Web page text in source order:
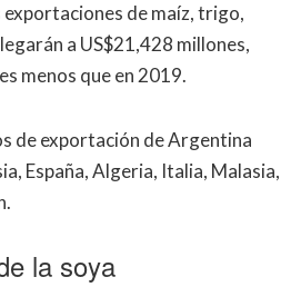
exportaciones de maíz, trigo,
a US$21,428 millones,
menos que en 2019.
de exportación de Argentina
España, Algeria, Italia, Malasia,
la soya